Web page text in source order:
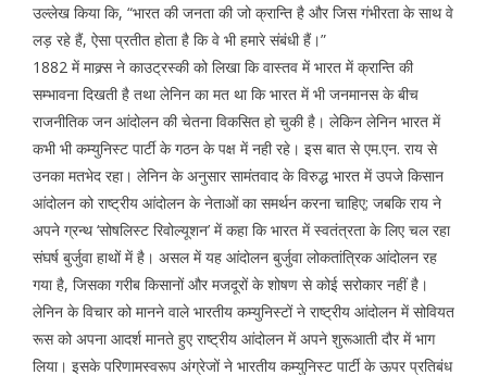
उल्लेख किया कि, “भारत की जनता की जो क्रान्ति है और जिस गंभीरता के साथ वे
लड़ रहे हैं, ऐसा प्रतीत होता है कि वे भी हमारे संबंधी हैं।”
1882 में माक्र्स ने काउट्रस्की को लिखा कि वास्तव में भारत में क्रान्ति की
सम्भावना दिखती है तथा लेनिन का मत था कि भारत में भी जनमानस के बीच
राजनीतिक जन आंदोलन की चेतना विकसित हो चुकी है। लेकिन लेनिन भारत में
कभी भी कम्युनिस्ट पार्टी के गठन के पक्ष में नही रहे। इस बात से एम.एन. राय से
उनका मतभेद रहा। लेनिन के अनुसार सामंतवाद के विरुद्ध भारत में उपजे किसान
आंदोलन को राष्ट्रीय आंदोलन के नेताओं का समर्थन करना चाहिए; जबकि राय ने
अपने ग्रन्थ ‘सोषलिस्ट रिवोल्यूशन’ में कहा कि भारत में स्वतंत्रता के लिए चल रहा
संघर्ष बुर्जुवा हाथों में है। असल में यह आंदोलन बुर्जुवा लोकतांत्रिक आंदोलन रह
गया है, जिसका गरीब किसानों और मजदूरों के शोषण से कोई सरोकार नहीं है।
लेनिन के विचार को मानने वाले भारतीय कम्युनिस्टों ने राष्ट्रीय आंदोलन में सोवियत
रूस को अपना आदर्श मानते हुए राष्ट्रीय आंदोलन में अपने शुरूआती दौर में भाग
लिया। इसके परिणामस्वरूप अंग्रेजों ने भारतीय कम्युनिस्ट पार्टी के ऊपर प्रतिबंध